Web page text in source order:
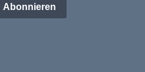
Abonnieren